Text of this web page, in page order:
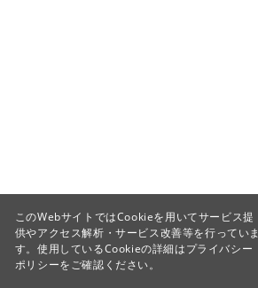
このWebサイトではCookieを用いてサービス提
供やアクセス解析・サービス改善等を行っていま
す。使用しているCookieの詳細はプライバシー
ポリシーをご確認ください。